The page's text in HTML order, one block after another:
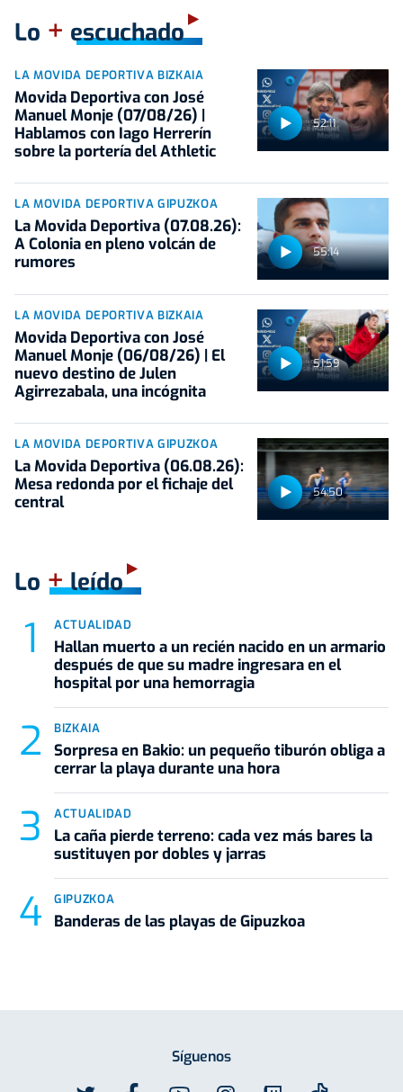
Lo + escuchado
52:11
LA MOVIDA DEPORTIVA BIZKAIA
Movida Deportiva con José
Manuel Monje (07/08/26) |
Hablamos con Iago Herrerín
sobre la portería del Athletic
55:14
LA MOVIDA DEPORTIVA GIPUZKOA
La Movida Deportiva (07.08.26):
A Colonia en pleno volcán de
rumores
51:59
LA MOVIDA DEPORTIVA BIZKAIA
Movida Deportiva con José
Manuel Monje (06/08/26) | El
nuevo destino de Julen
Agirrezabala, una incógnita
54:50
LA MOVIDA DEPORTIVA GIPUZKOA
La Movida Deportiva (06.08.26):
Mesa redonda por el fichaje del
central
Lo +leído
ACTUALIDAD
Hallan muerto a un recién nacido en un armario
después de que su madre ingresara en el
hospital por una hemorragia
BIZKAIA
Sorpresa en Bakio: un pequeño tiburón obliga a
cerrar la playa durante una hora
ACTUALIDAD
La caña pierde terreno: cada vez más bares la
sustituyen por dobles y jarras
GIPUZKOA
Banderas de las playas de Gipuzkoa
Síguenos